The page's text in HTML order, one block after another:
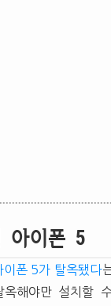
아이폰 5
이폰 5가 탈옥됐다
옥해야만 설치할